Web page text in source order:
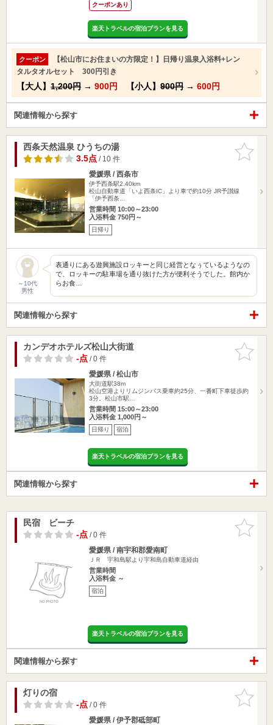
クーポンあり
楽天トラベルの宿泊プランを見る
クーポン
【松山市にお住まいの方限定！】日帰り温泉入浴料+レン
タルタオルセット 300円引き
【大人】 1,200円 → 900円 【小人】 900円 → 600円
関連情報から探す
お気に入
りに追加
西条天然温泉 ひうちの湯
3.5点/ 10 件
愛媛県 / 西条市
伊予西条駅2.40km
松山自動車道「いよ西条IC」より車で約10分 JR予讃線
「伊予西条…
営業時間 10:00～23:00
入浴料金 750円～
日帰り
～10代
男性
表通りにある遊興施設ロッキーと同じ経営となぅているようなの
で、ロッキーの駐車場を通り抜けた方が便利そうでした。館内か
らお食…
関連情報から探す
お気に入
りに追加
カンデオホテルズ松山大街道
-点/ 0 件
愛媛県 / 松山市
大街道駅38m
松山空港よりリムジンバス乗車約25分、一番町下車徒歩約
3分。松山市駅…
営業時間 15:00～23:00
入浴料金 1,000円～
日帰り 宿泊
楽天トラベルの宿泊プランを見る
関連情報から探す
お気に入
りに追加
民宿 ビーチ
-点/ 0 件
愛媛県 / 南宇和郡愛南町
ＪＲ 宇和島駅より宇和島自動車道経由
営業時間
入浴料金 ～
宿泊
楽天トラベルの宿泊プランを見る
関連情報から探す
お気に入
りに追加
灯りの宿
-点/ 0 件
愛媛県 / 伊予郡砥部町